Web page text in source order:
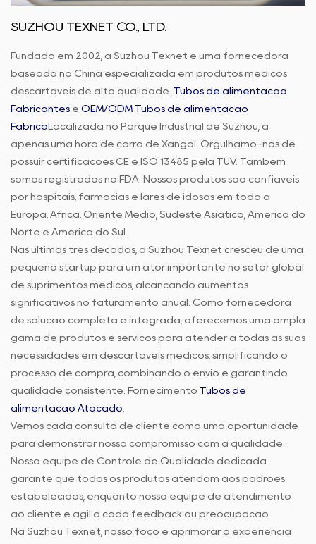
SUZHOU TEXNET CO., LTD.
Fundada em 2002, a Suzhou Texnet é uma fornecedora
baseada na China especializada em produtos médicos
descartáveis de alta qualidade. Tubos de alimentação
Fabricantes e OEM/ODM Tubos de alimentação
Fábrica Localizada no Parque Industrial de Suzhou, a
apenas uma hora de carro de Xangai. Orgulhamo-nos de
possuir certificações CE e ISO 13485 pela TUV. Também
somos registrados na FDA. Nossos produtos são confiáveis
por hospitais, farmácias e lares de idosos em toda a
Europa, África, Oriente Médio, Sudeste Asiático, América do
Norte e América do Sul.
Nas últimas três décadas, a Suzhou Texnet cresceu de uma
pequena startup para um ator importante no setor global
de suprimentos médicos, alcançando aumentos
significativos no faturamento anual. Como fornecedora
de solução completa e integrada, oferecemos uma ampla
gama de produtos e serviços para atender a todas as suas
necessidades em descartáveis médicos, simplificando o
processo de compra, combinando o envio e garantindo
qualidade consistente. Fornecimento Tubos de
alimentação Atacado
Vemos cada consulta de cliente como uma oportunidade
para demonstrar nosso compromisso com a qualidade.
Nossa equipe de Controle de Qualidade dedicada
garante que todos os produtos atendam aos padrões
estabelecidos, enquanto nossa equipe de atendimento
ao cliente é ágil a cada feedback ou preocupação.
Na Suzhou Texnet, nosso foco é aprimorar a experiência